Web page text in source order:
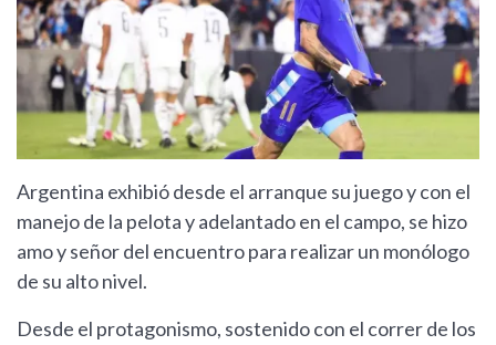
Argentina exhibió desde el arranque su juego y con el
manejo de la pelota y adelantado en el campo, se hizo
amo y señor del encuentro para realizar un monólogo
de su alto nivel.
Desde el protagonismo, sostenido con el correr de los